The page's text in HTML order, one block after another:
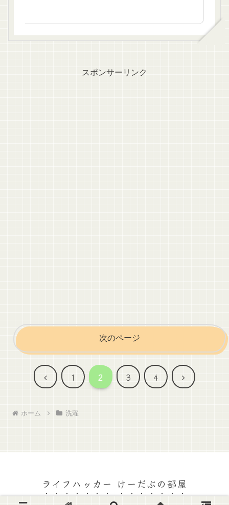
スポンサーリンク
次のページ
前
1 2 3 4
次
ホーム 洗濯
ライフハッカー けーだぶの部屋